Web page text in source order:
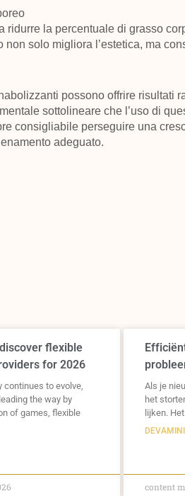
ridurre la percentuale di grasso
non solo migliora l’estetica, ma
possono offrire risultati
sottolineare che l’uso di
consigliabile perseguire una
adeguato.
flexible
for 2026
to evolve,
the way by
of games, flexible
Als je
het
lijken.
content